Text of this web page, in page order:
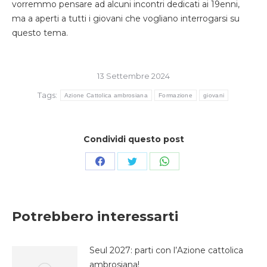
vorremmo pensare ad alcuni incontri dedicati ai 19enni,
ma a aperti a tutti i giovani che vogliano interrogarsi su
questo tema.
13 Settembre 2024
Tags:
Azione Cattolica ambrosiana Formazione giovani
Condividi questo post
CondividiCondividiCondividi
Potrebbero interessarti
Seul 2027: parti con l’Azione cattolica
ambrosiana!